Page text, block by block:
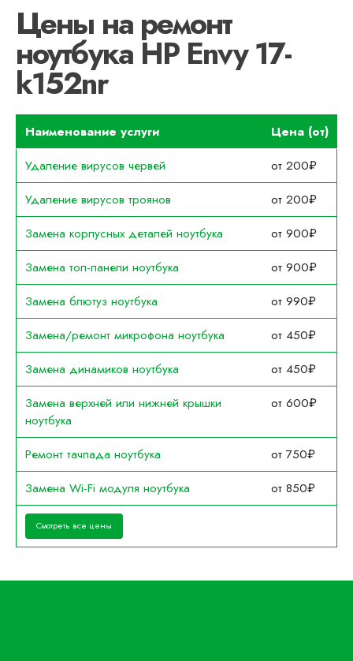
Цены на ремонт
ноутбука HP Envy 17-
k152nr
Наименование услуги
Цена (от)
Удаление вирусов червей
от 200₽
Удаление вирусов троянов
от 200₽
Замена корпусных деталей ноутбука
от 900₽
Замена топ-панели ноутбука
от 900₽
Замена блютуз ноутбука
от 990₽
Замена/ремонт микрофона ноутбука
от 450₽
Замена динамиков ноутбука
от 450₽
Замена верхней или нижней крышки
ноутбука
от 600₽
Ремонт тачпада ноутбука
от 750₽
Замена Wi-Fi модуля ноутбука
от 850₽
Смотреть все цены